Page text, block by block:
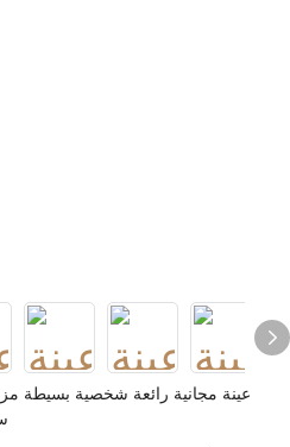
عينة مجانية رائعة شخصية بسيطة